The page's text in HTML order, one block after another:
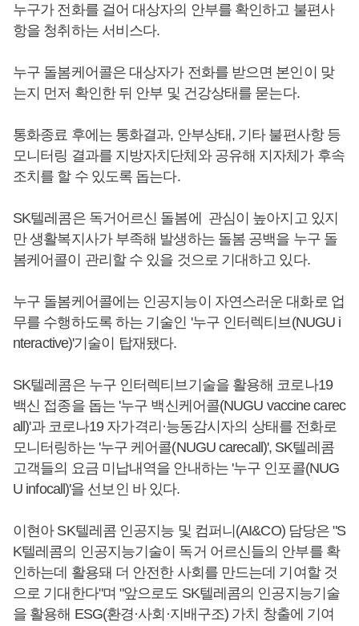
누구가 전화를 걸어 대상자의 안부를 확인하고 불편사
항을 청취하는 서비스다.
누구 돌봄케어콜은 대상자가 전화를 받으면 본인이 맞
는지 먼저 확인한 뒤 안부 및 건강상태를 묻는다.
통화종료 후에는 통화결과, 안부상태, 기타 불편사항 등
모니터링 결과를 지방자치단체와 공유해 지자체가 후속
조치를 할 수 있도록 돕는다.
SK텔레콤은 독거어르신 돌봄에 관심이 높아지고 있지
만 생활복지사가 부족해 발생하는 돌봄 공백을 누구 돌
봄케어콜이 관리할 수 있을 것으로 기대하고 있다.
누구 돌봄케어콜에는 인공지능이 자연스러운 대화로 업
무를 수행하도록 하는 기술인 '누구 인터렉티브(NUGU i
nteractive)'기술이 탑재됐다.
SK텔레콤은 누구 인터렉티브기술을 활용해 코로나19
백신 접종을 돕는 '누구 백신케어콜(NUGU vaccine carec
all)'과 코로나19 자가격리·능동감시자의 상태를 전화로
모니터링하는 '누구 케어콜(NUGU carecall)', SK텔레콤
고객들의 요금 미납내역을 안내하는 '누구 인포콜(NUG
U infocall)'을 선보인 바 있다.
이현아 SK텔레콤 인공지능 및 컴퍼니(AI&CO) 담당은 "S
K텔레콤의 인공지능기술이 독거 어르신들의 안부를 확
인하는데 활용돼 더 안전한 사회를 만드는데 기여할 것
으로 기대한다"며 "앞으로도 SK텔레콤의 인공지능기술
을 활용해 ESG(환경·사회·지배구조) 가치 창출에 기여